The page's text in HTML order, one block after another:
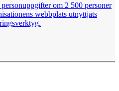
om 2 500 personer
webbplats utnyttjats